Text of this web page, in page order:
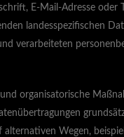
E-Mail-Adresse
landesspezifischen
verarbeiteten
organisatorische
Wegen,